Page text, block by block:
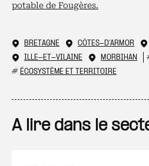
potable de Fougères.
BRETAGNE CÔTES-D'ARMOR
ILLE-ET-VILAINE
MORBIHAN
# ÉCOSYSTÈME ET TERRITOIRE
A lire dans le